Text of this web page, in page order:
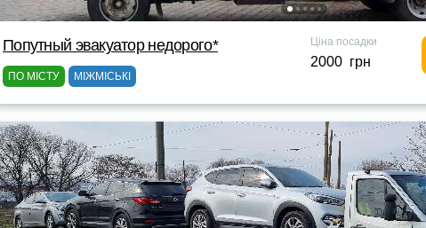
Попутный эвакуатор недорого*
ПО МІСТУ МІЖМІСЬКІ
Ціна посадки
2000 грн